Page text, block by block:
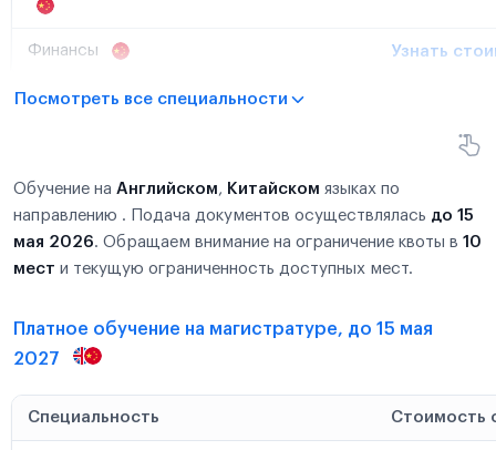
Финансы Узнать
Посмотреть все специальности
Обучение на Английском, Китайском языках по
направлению . Подача документов осуществлялась до 15
мая 2026. Обращаем внимание на ограничение квоты в 10
мест и текущую ограниченность доступных мест.
Платное обучение на магистратуре, до 15 мая
2027
Специальность Стоимость